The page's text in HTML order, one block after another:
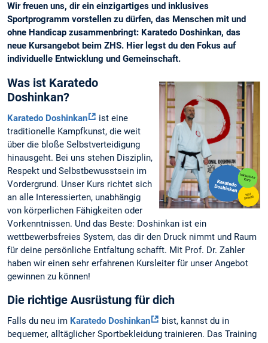
Wir freuen uns, dir ein einzigartiges und inklusives
Sportprogramm vorstellen zu dürfen, das Menschen mit und
ohne Handicap zusammenbringt: Karatedo Doshinkan, das
neue Kursangebot beim ZHS. Hier legst du den Fokus auf
individuelle Entwicklung und Gemeinschaft.
Was ist Karatedo
Doshinkan?
Karatedo Doshinkan
ist eine
traditionelle Kampfkunst, die weit
über die bloße Selbstverteidigung
hinausgeht. Bei uns stehen Disziplin,
Respekt und Selbstbewusstsein im
Vordergrund. Unser Kurs richtet sich
an alle Interessierten, unabhängig
von körperlichen Fähigkeiten oder
Vorkenntnissen. Und das Beste: Doshinkan ist ein
wettbewerbsfreies System, das dir den Druck nimmt und Raum
für deine persönliche Entfaltung schafft. Mit Prof. Dr. Zahler
haben wir einen sehr erfahrenen Kursleiter für unser Angebot
gewinnen zu können!
Die richtige Ausrüstung für dich
Falls du neu im Karatedo Doshinkan
bist, kannst du in
bequemer, alltäglicher Sportbekleidung trainieren. Das Training